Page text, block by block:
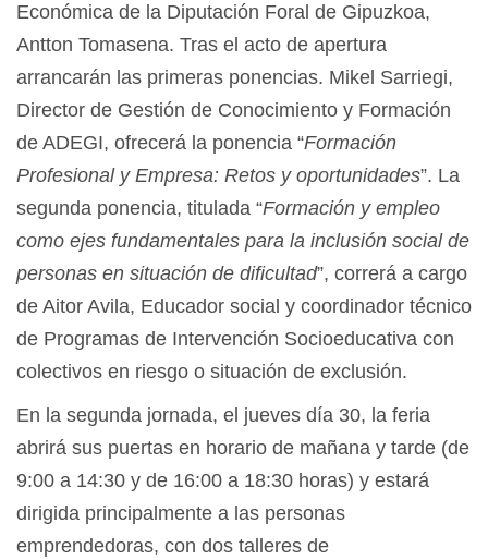
Económica de la Diputación Foral de Gipuzkoa,
Antton Tomasena. Tras el acto de apertura
arrancarán las primeras ponencias. Mikel Sarriegi,
Director de Gestión de Conocimiento y Formación
de ADEGI, ofrecerá la ponencia “Formación
Profesional y Empresa: Retos y oportunidades”. La
segunda ponencia, titulada “Formación y empleo
como ejes fundamentales para la inclusión social de
personas en situación de dificultad”, correrá a cargo
de Aitor Avila, Educador social y coordinador técnico
de Programas de Intervención Socioeducativa con
colectivos en riesgo o situación de exclusión.
En la segunda jornada, el jueves día 30, la feria
abrirá sus puertas en horario de mañana y tarde (de
9:00 a 14:30 y de 16:00 a 18:30 horas) y estará
dirigida principalmente a las personas
emprendedoras, con dos talleres de